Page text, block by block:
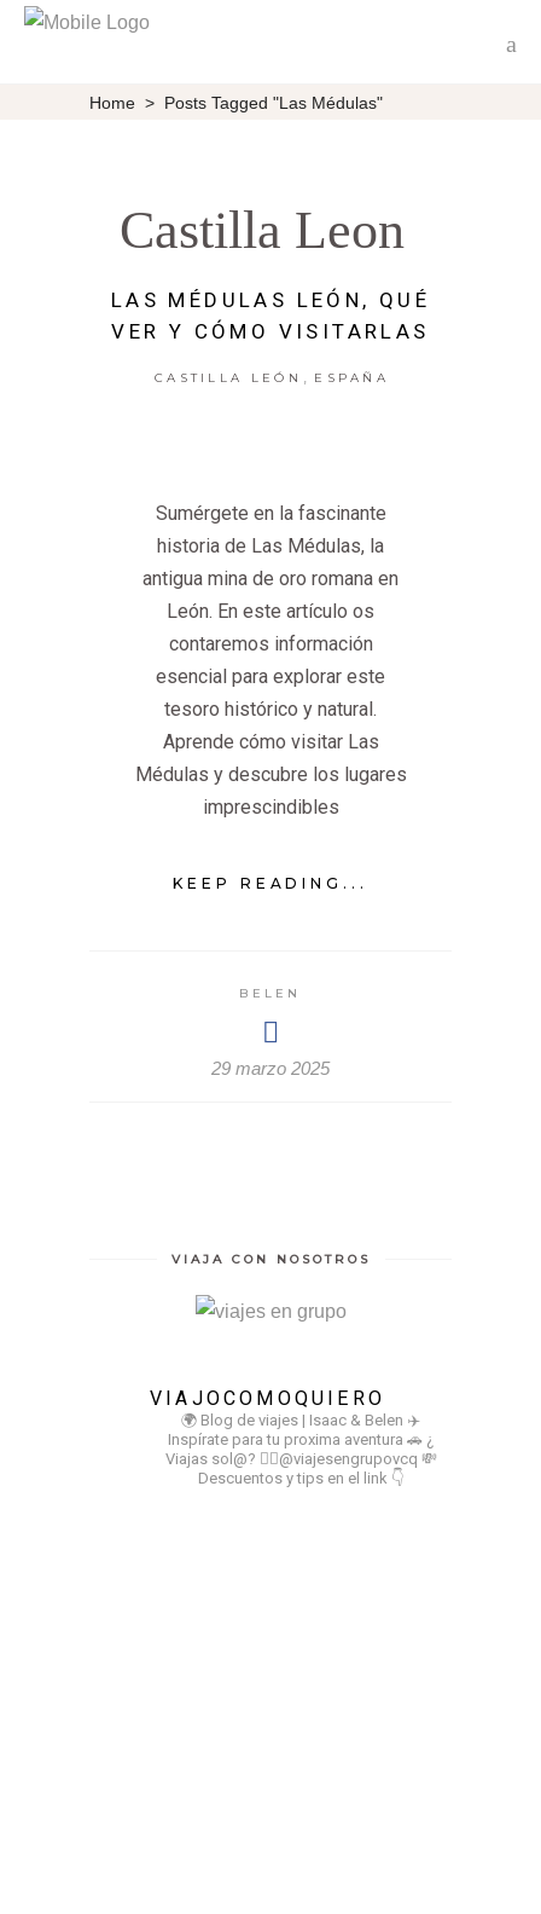
Home > Posts Tagged "Las Médulas"
Castilla Leon
LAS MÉDULAS LEÓN, QUÉ
VER Y CÓMO VISITARLAS
CASTILLA LEÓN , ESPAÑA
Sumérgete en la fascinante
historia de Las Médulas, la
antigua mina de oro romana en
León. En este artículo os
contaremos información
esencial para explorar este
tesoro histórico y natural.
Aprende cómo visitar Las
Médulas y descubre los lugares
imprescindibles
KEEP READING...
BELEN
29 marzo 2025
VIAJA CON NOSOTROS
VIAJOCOMOQUIERO
🌍 Blog de viajes | Isaac & Belen ✈️
Inspírate para tu proxima aventura 🚗 ¿
Viajas sol@? 👉🏻@viajesengrupovcq 💸
Descuentos y tips en el link 👇